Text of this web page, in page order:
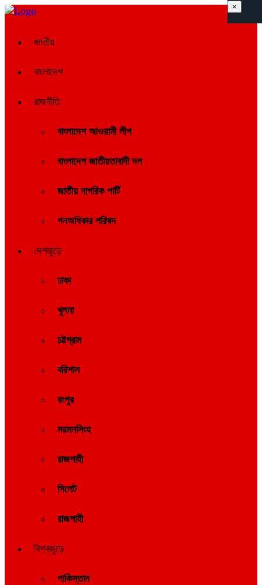
জাতীয়
বাংলাদেশ
রাজনীতি
বাংলাদেশ আওয়ামী লীগ
বাংলাদেশ জাতীয়তাবাদী দল
জাতীয় নাগরিক পার্টি
গনঅধিকার পরিষদ
দেশজুড়ে
ঢাকা
খুলনা
চট্টগ্রাম
বরিশাল
রংপুর
ময়মনসিংহ
রাজশাহী
সিলেট
রাজশাহী
বিশ্বজুড়ে
পাকিস্তান
×